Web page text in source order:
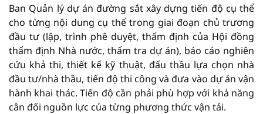
Ban Quản lý dự án đường sắt xây dựng tiến độ cụ thể
cho từng nội dung cụ thể trong giai đoạn chủ trương
đầu tư (lập, trình phê duyệt, thẩm định của Hội đồng
thẩm định Nhà nước, thẩm tra dự án), báo cáo nghiên
cứu khả thi, thiết kế kỹ thuật, đấu thầu lựa chọn nhà
đầu tư/nhà thầu, tiến độ thi công và đưa vào dự án vận
hành khai thác. Tiến độ cần phải phù hợp với khả năng
cân đối nguồn lực của từng phương thức vận tải.